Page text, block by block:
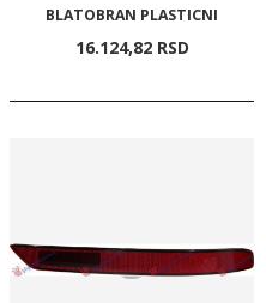
BLATOBRAN PLASTICNI
16.124,82 RSD